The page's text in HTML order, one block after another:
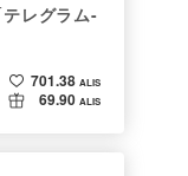
テレグラム-
701.38 ALIS
69.90 ALIS